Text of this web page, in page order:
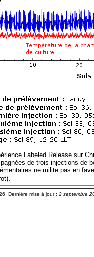
Labeled Release sur
de trois injections de
ne milite pas en
.
Dernière mise à jour : 2 septembre